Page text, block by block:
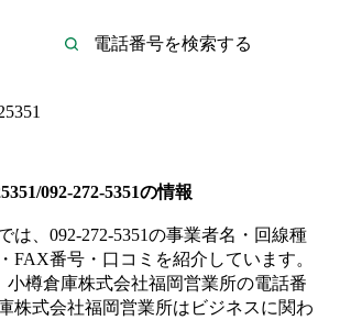
092-272-5351の情報
は、 092-272-5351の事業者名・回線種
FAX番号・口コミを紹介しています。
小樽倉庫株式会社福岡営業所の電話番
株式会社福岡営業所は ビジネスに関わ